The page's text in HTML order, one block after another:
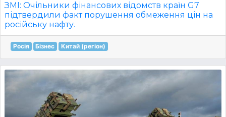
ЗМІ: Очільники фінансових відомств країн G7
підтвердили факт порушення обмеження цін на
російську нафту.
Росія Бізнес Китай (регіон)